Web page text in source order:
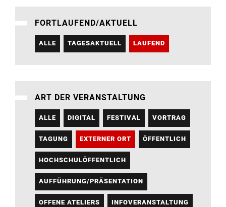
FORTLAUFEND/AKTUELL
ALLE TAGESAKTUELL LAUFEND
ART DER VERANSTALTUNG
ALLE DIGITAL FESTIVAL VORTRAG
TAGUNG EXTERNER ORT ÖFFENTLICH
HOCHSCHULÖFFENTLICH
AUFFÜHRUNG/PRÄSENTATION
OFFENE ATELIERS INFOVERANSTALTUNG